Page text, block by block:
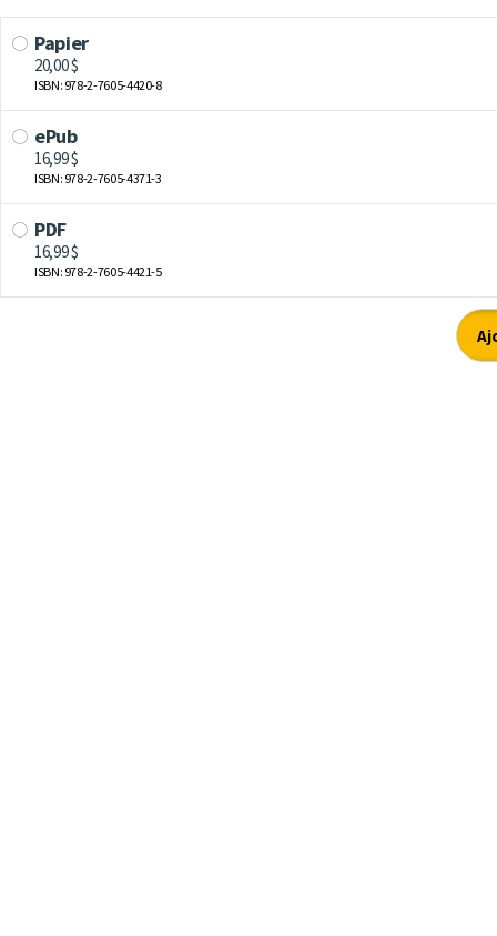
Papier
20,00 $
ISBN: 978-2-7605-4420-8
ePub
16,99 $
ISBN: 978-2-7605-4371-3
PDF
16,99 $
ISBN: 978-2-7605-4421-5